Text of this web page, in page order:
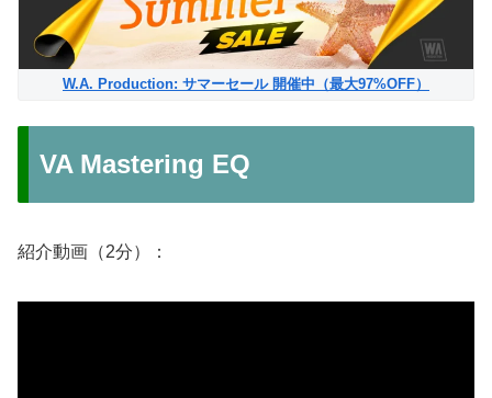
W.A. Production: サマーセール 開催中（最大97%OFF）
VA Mastering EQ
紹介動画（2分）：